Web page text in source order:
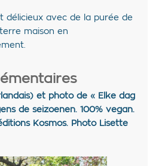
délicieux avec de la purée de
maison en
et photo de « Elke dag
de seizoenen. 100% vegan.
Kosmos. Photo Lisette